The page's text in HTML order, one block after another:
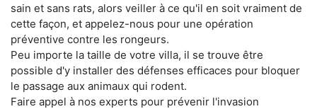
sain et sans rats, alors veiller à ce qu'il en soit vraiment de
cette façon, et appelez-nous pour une opération
préventive contre les rongeurs.
Peu importe la taille de votre villa, il se trouve être
possible d'y installer des défenses efficaces pour bloquer
le passage aux animaux qui rodent.
Faire appel à nos experts pour prévenir l'invasion